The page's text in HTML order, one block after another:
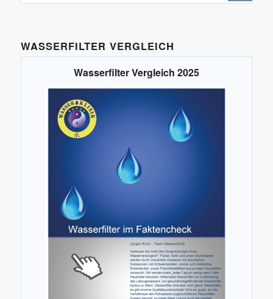
WASSERFILTER VERGLEICH
Wasserfilter Vergleich 2025